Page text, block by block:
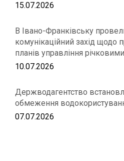
15.07.2026
В Івано-Франківську
комунікаційний захід щодо
планів управління
10.07.2026
Держводагентство
обмеження
07.07.2026